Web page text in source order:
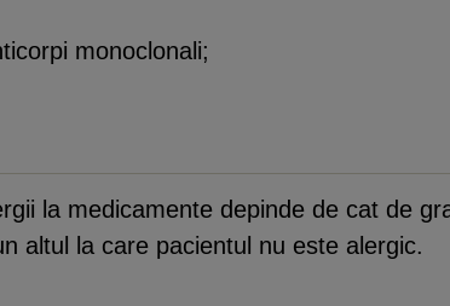
monoclonali;
la medicamente depinde de cat de
altul la care pacientul nu este alergic.